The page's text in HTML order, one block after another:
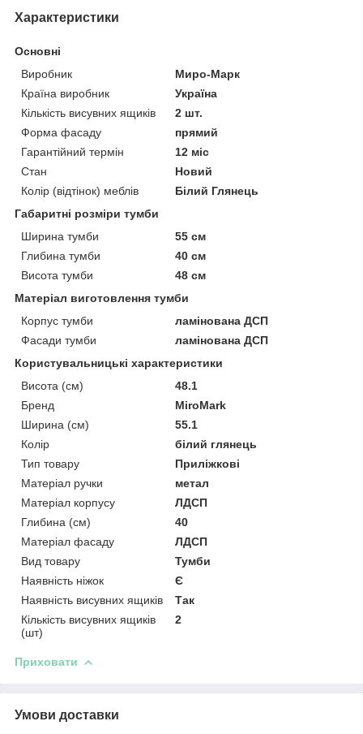
Характеристики
Основні
Виробник
Миро-Марк
Країна виробник
Україна
Кількість висувних ящиків
2 шт.
Форма фасаду
прямий
Гарантійний термін
12 міс
Стан
Новий
Колір (відтінок) меблів
Білий Глянець
Габаритні розміри тумби
Ширина тумби
55 см
Глибина тумби
40 см
Висота тумби
48 см
Матеріал виготовлення тумби
Корпус тумби
ламінована ДСП
Фасади тумби
ламінована ДСП
Користувальницькі характеристики
Висота (см)
48.1
Бренд
MiroMark
Ширина (см)
55.1
Колір
білий глянець
Тип товару
Приліжкові
Матеріал ручки
метал
Матеріал корпусу
ЛДСП
Глибина (см)
40
Матеріал фасаду
ЛДСП
Вид товару
Тумби
Наявність ніжок
Є
Наявність висувних ящиків
Так
Кількість висувних ящиків
(шт)
2
Приховати
Умови доставки